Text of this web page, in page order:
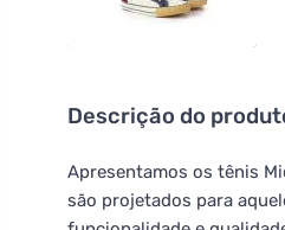
Descrição do
Apresentamos os tênis
são projetados para